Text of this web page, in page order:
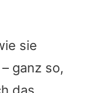
sie
ganz so,